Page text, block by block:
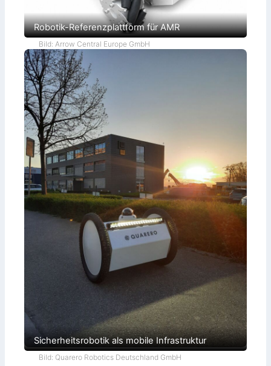
Robotik-Referenzplattform für AMR
Bild: Arrow Central Europe GmbH
Sicherheitsrobotik als mobile Infrastruktur
Bild: Quarero Robotics Deutschland GmbH